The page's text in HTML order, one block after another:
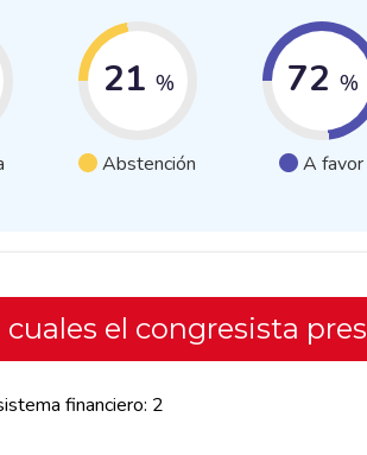
21 %
Abstención
72 %
A favor
cuales el congresista
financiero: 2